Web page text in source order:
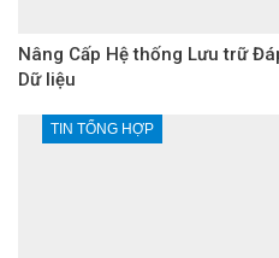
Nâng Cấp Hệ thống Lưu trữ
Dữ liệu
TIN TỔNG HỢP